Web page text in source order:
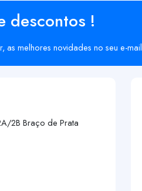
descontos !
as melhores novidades no seu e-mail
2B Braço de Prata